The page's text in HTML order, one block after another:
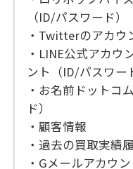
（ID/パスワード）
・Twitterのアカウ
・LINE公式アカウ
ント（ID/パスワー
・お名前ドットコ
ド）
・顧客情報
・過去の買取実績
・Gメールアカウ